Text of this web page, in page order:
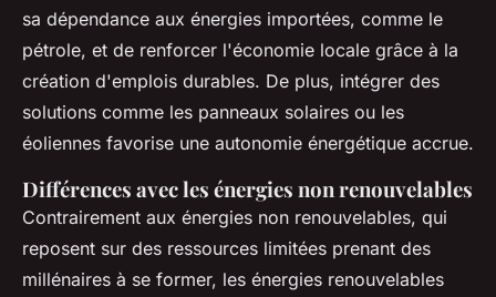
sa dépendance aux énergies importées, comme le
pétrole, et de renforcer l'économie locale grâce à la
création d'emplois durables. De plus, intégrer des
solutions comme les panneaux solaires ou les
éoliennes favorise une autonomie énergétique accrue.
Différences avec les énergies non renouvelables
Contrairement aux énergies non renouvelables, qui
reposent sur des ressources limitées prenant des
millénaires à se former, les énergies renouvelables